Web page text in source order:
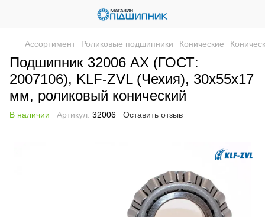
Ассортимент Роликовые подшипники Конические
Подшипник 32006 AX (ГОСТ:
2007106), KLF-ZVL (Чехия), 30x55x17
мм, роликовый конический
В наличии Артикул: 32006 Оставить отзыв